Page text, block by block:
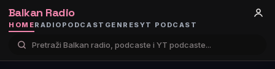
Balkan Radio
HOMERADIO PODCAST GENRESYT PODCAST